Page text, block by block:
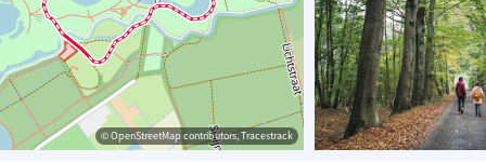
© OpenStreetMap contributors, Tracestrack